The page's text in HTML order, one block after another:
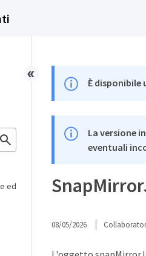
ed
È
La versione
eventuali
08/05/2026